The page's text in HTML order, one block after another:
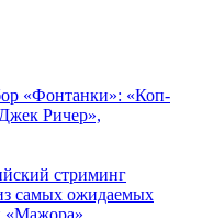
«Фонтанки»: «Коп-
Ричер»,
стриминг
самых ожидаемых